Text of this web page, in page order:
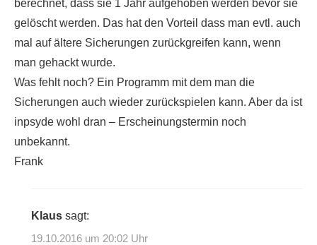
berechnet, dass sie 1 Jahr aufgehoben werden bevor sie
gelöscht werden. Das hat den Vorteil dass man evtl. auch
mal auf ältere Sicherungen zurückgreifen kann, wenn
man gehackt wurde.
Was fehlt noch? Ein Programm mit dem man die
Sicherungen auch wieder zurückspielen kann. Aber da ist
inpsyde wohl dran – Erscheinungstermin noch
unbekannt.
Frank
Klaus sagt:
19.10.2016 um 20:02 Uhr